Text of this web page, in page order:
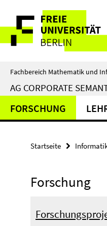
direkt
Inhalt
Service-
Navigation
Fachbereich Mathematik und
AG CORPORATE
FORSCHUNG
Startseite
Forschung